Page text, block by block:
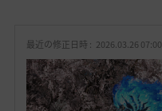
最近の修正日時 : 2026.03.26 07:00